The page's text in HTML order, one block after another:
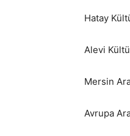
Hatay
Alevi
Mersin
Avrupa